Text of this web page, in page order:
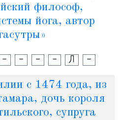
философ,
йога, автор
- - - - Л -
с 1474 года, из
дочь короля
супруга